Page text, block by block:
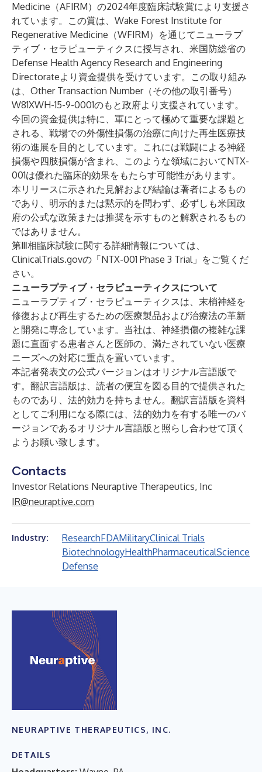
Medicine（AFIRM）の2024年度臨床試験賞により支援さ
れています。この賞は、Wake Forest Institute for
Regenerative Medicine（WFIRM）を通じてニューラプ
ティブ・セラピューティクスに授与され、米国防総省の
Defense Health Agency Research and Engineering
Directorateより資金提供を受けています。この取り組み
は、Other Transaction Number（その他の取引番号）
W81XWH-15-9-0001のもと政府より支援されています。
今回の資金提供は特に、軍にとって極めて重要な課題と
される、戦場での外傷性損傷の治療に向けた再生医療技
術の進展を目的としています。これには戦闘による神経
損傷や四肢損傷が含まれ、このような領域においてNTX-
001は優れた臨床的効果をもたらす可能性があります。
本リリースに示された見解および結論は著者によるもの
であり、明示的または黙示的を問わず、必ずしも米国政
府の公式な政策または推奨を示すものと解釈されるもの
ではありません。
第Ⅲ相臨床試験に関する詳細情報については、
ClinicalTrials.govの 「NTX-001 Phase 3 Trial」 をご覧くだ
さい。
ニューラプティブ・セラピューティクスについて
ニューラプティブ・セラピューティクスは、末梢神経を
修復および再生するための医療製品および治療法の革新
と開発に専念しています。当社は、神経損傷の複雑な課
題に直面する患者さんと医師の、満たされていない医療
ニーズへの対応に重点を置いています。
本記者発表文の公式バージョンはオリジナル言語版で
す。翻訳言語版は、読者の便宜を図る目的で提供された
ものであり、法的効力を持ちません。翻訳言語版を資料
としてご利用になる際には、法的効力を有する唯一のバ
ージョンであるオリジナル言語版と照らし合わせて頂く
ようお願い致します。
Contacts
Investor Relations Neuraptive Therapeutics, Inc
IR@neuraptive.com
Industry: ResearchFDAMilitaryClinical Trials
BiotechnologyHealthPharmaceuticalScience
Defense
NEURAPTIVE THERAPEUTICS, INC.
DETAILS